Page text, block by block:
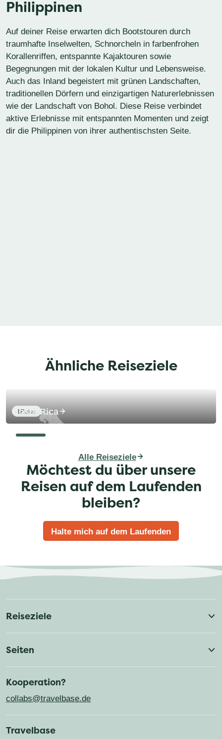
Philippinen
Auf deiner Reise erwarten dich Bootstouren durch
traumhafte Inselwelten, Schnorcheln in farbenfrohen
Korallenriffen, entspannte Kajaktouren sowie
Begegnungen mit der lokalen Kultur und Lebensweise.
Auch das Inland begeistert mit grünen Landschaften,
traditionellen Dörfern und einzigartigen Naturerlebnissen
wie der Landschaft von Bohol. Diese Reise verbindet
aktive Erlebnisse mit entspannten Momenten und zeigt
dir die Philippinen von ihrer authentischsten Seite.
Ähnliche Reiseziele
1 Reise
Costa Rica
Alle Reiseziele
Möchtest du über unsere
Reisen auf dem Laufenden
bleiben?
Halte mich auf dem Laufenden
Reisethemen
Kanu & Kajak Packraft Trails
Vespa Trips
Roadtrips & Rundreisen
Reiseziele
Finnisch-Lappland Frankreich
Italien Jordanien Kanada
Seiten
Kooperation?
collabs@travelbase.de
Travelbase